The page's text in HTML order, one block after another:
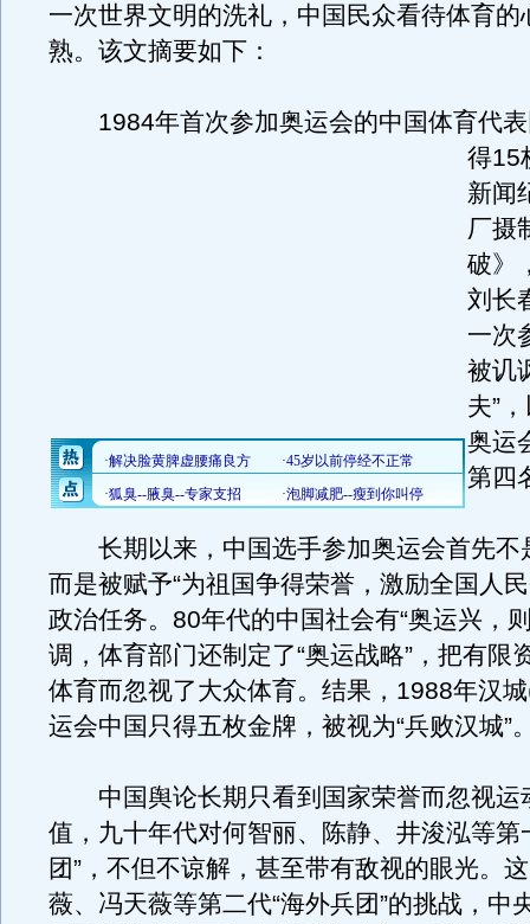
一次世界文明的洗礼，中国民众看待体育的
熟。该文摘要如下：
1984年首次参加奥运会的中国体育代表
得15
新闻
厂摄
破》
刘长
一次
被讥
夫”
奥运
第四
长期以来，中国选手参加奥运会首先不
而是被赋予“为祖国争得荣誉，激励全国人
政治任务。80年代的中国社会有“奥运兴，
调，体育部门还制定了“奥运战略”，把有限
体育而忽视了大众体育。结果，1988年汉
运会中国只得五枚金牌，被视为“兵败汉城”
中国舆论长期只看到国家荣誉而忽视运
值，九十年代对何智丽、陈静、井浚泓等第
团”，不但不谅解，甚至带有敌视的眼光。
薇、冯天薇等第二代“海外兵团”的挑战，中